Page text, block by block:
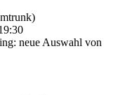
neue Auswahl von